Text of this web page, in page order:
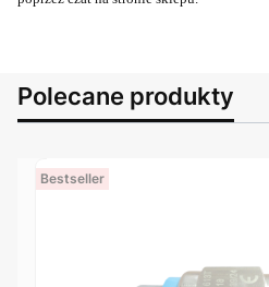
Polecane produkty
Bestseller